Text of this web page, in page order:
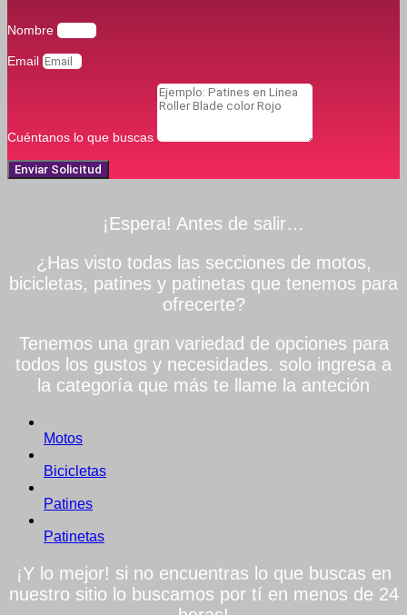
Nombre
Email
Cuéntanos lo que buscas
Enviar Solicitud
¡Espera! Antes de salir…
¿Has visto todas las secciones de motos,
bicicletas, patines y patinetas que tenemos para
ofrecerte?
Tenemos una gran variedad de opciones para
todos los gustos y necesidades. solo ingresa a
la categoría que más te llame la anteción
Motos
Bicicletas
Patines
Patinetas
¡Y lo mejor! si no encuentras lo que buscas en
nuestro sitio lo buscamos por tí en menos de 24